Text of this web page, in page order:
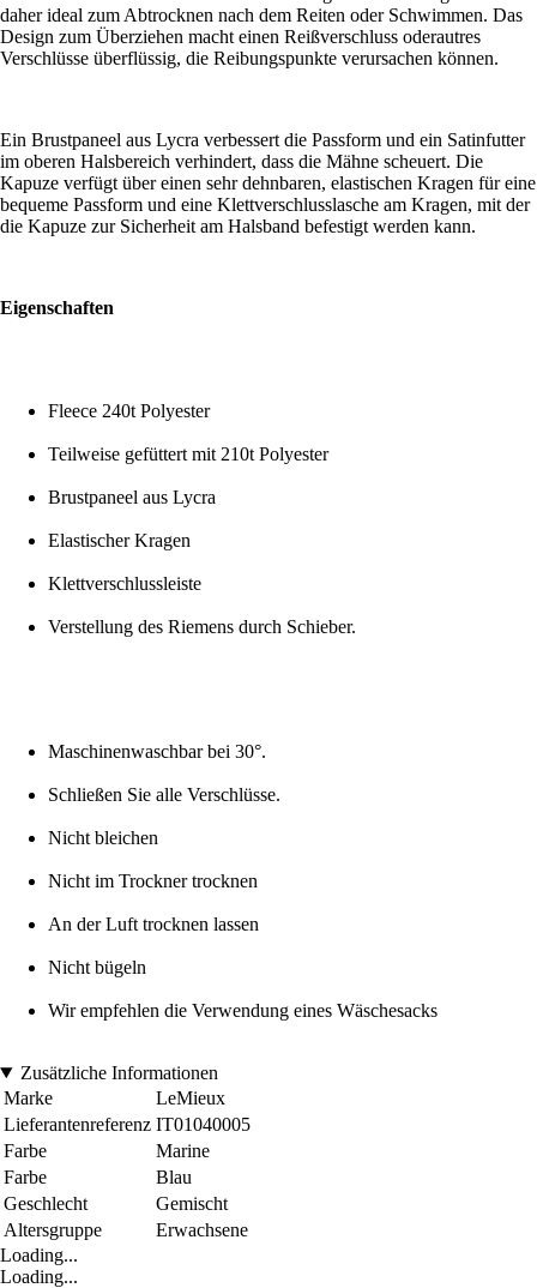
daher ideal zum Abtrocknen nach dem Reiten oder Schwimmen. Das
Design zum Überziehen macht einen Reißverschluss oderautres
Verschlüsse überflüssig, die Reibungspunkte verursachen können.
Ein Brustpaneel aus Lycra verbessert die Passform und ein Satinfutter
im oberen Halsbereich verhindert, dass die Mähne scheuert. Die
Kapuze verfügt über einen sehr dehnbaren, elastischen Kragen für eine
bequeme Passform und eine Klettverschlusslasche am Kragen, mit der
die Kapuze zur Sicherheit am Halsband befestigt werden kann.
Eigenschaften
Fleece 240t Polyester
Teilweise gefüttert mit 210t Polyester
Brustpaneel aus Lycra
Elastischer Kragen
Klettverschlussleiste
Verstellung des Riemens durch Schieber.
Maschinenwaschbar bei 30°.
Schließen Sie alle Verschlüsse.
Nicht bleichen
Nicht im Trockner trocknen
An der Luft trocknen lassen
Nicht bügeln
Wir empfehlen die Verwendung eines Wäschesacks
Zusätzliche Informationen
Marke
LeMieux
Lieferantenreferenz IT01040005
Farbe
Marine
Farbe
Blau
Geschlecht
Gemischt
Altersgruppe
Erwachsene
Loading...
Loading...